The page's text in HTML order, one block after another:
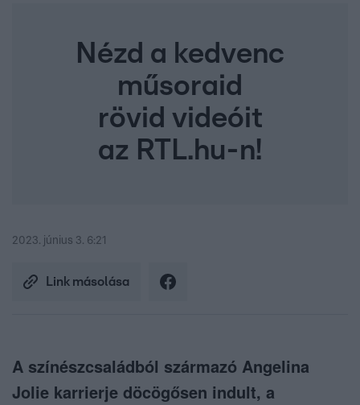
Nézd a kedvenc
műsoraid
rövid videóit
az RTL.hu-n!
2023. június 3. 6:21
Link másolása
A színészcsaládból származó Angelina
Jolie karrierje döcögősen indult, a